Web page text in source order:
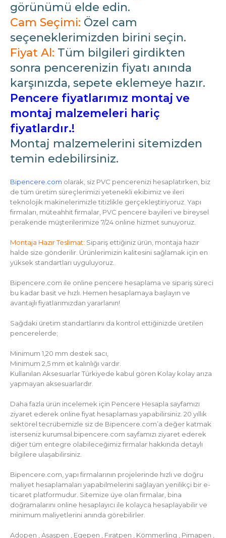
görünümü elde edin.
Cam Seçimi: Özel cam
seçeneklerimizden birini seçin.
Fiyat Al: Tüm bilgileri girdikten
sonra pencerenizin fiyatı anında
karşınızda, sepete eklemeye hazır.
Pencere fiyatlarımız montaj ve
montaj malzemeleri hariç
fiyatlardır.!
Montaj malzemelerini sitemizden
temin edebilirsiniz.
Bipencere.com olarak, siz PVC pencerenizi hesaplatırken, biz
de tüm üretim süreçlerimizi yetenekli ekibimiz ve ileri
teknolojik makinelerimizle titizlikle gerçekleştiriyoruz. Yapı
firmaları, müteahhit firmalar, PVC pencere bayileri ve bireysel
perakende müşterilerimize 7/24 online hizmet sunuyoruz.
Montaja Hazır Teslimat: Sipariş ettiğiniz ürün, montaja hazır
halde size gönderilir. Ürünlerimizin kalitesini sağlamak için en
yüksek standartları uyguluyoruz.
Bipencere.com ile online pencere hesaplama ve sipariş süreci
bu kadar basit ve hızlı. Hemen hesaplamaya başlayın ve
avantajlı fiyatlarımızdan yararlanın!
Sağdaki üretim standartlarını da kontrol ettiğinizde üretilen
pencerelerde;
Minimum 1,20 mm destek sacı,
Minimum 2,5 mm et kalınlığı vardır.
Kullanılan Aksesuarlar Türkiyede kabul gören Kolay kolay arıza
yapmayan aksesuarlardır.
Daha fazla ürün incelemek için Pencere Hesapla sayfamızı
ziyaret ederek online fiyat hesaplaması yapabilirsiniz. 20 yıllık
sektörel tecrübemizle siz de Bipencere.com’a değer katmak
isterseniz kurumsal.bipencere.com sayfamızı ziyaret ederek
diğer tüm entegre olabileceğimiz firmalar hakkında detaylı
bilgilere ulaşabilirsiniz.
Bipencere.com, yapı firmalarının projelerinde hızlı ve doğru
maliyet hesaplamaları yapabilmelerini sağlayan yenilikçi bir e-
ticaret platformudur. Sitemize üye olan firmalar, bina
doğramalarını online hesaplayıcı ile kolayca hesaplayabilir ve
minimum maliyetlerini anında görebilirler.
Adopen , Asaşpen , Egepen , Fıratpen , Kömmerling , Pimapen ,